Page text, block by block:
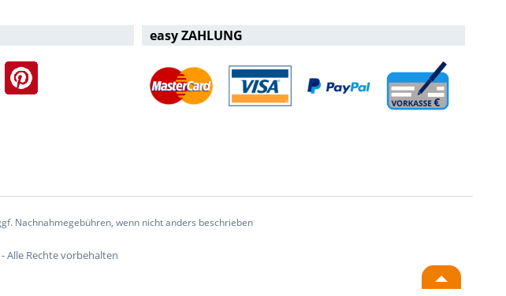
easy ZAHLUNG
Nachnahmegebühren, wenn nicht anders beschrieben
Alle Rechte vorbehalten